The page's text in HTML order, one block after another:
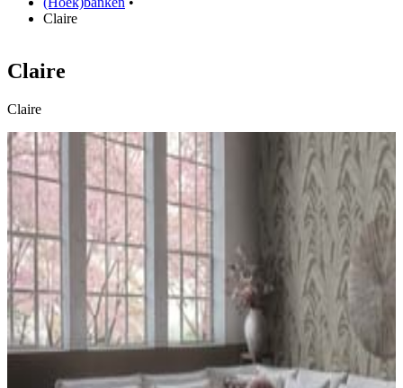
Claire
Claire
Claire